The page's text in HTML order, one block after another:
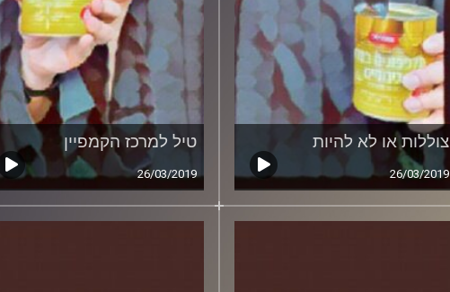
צוללות או לא להיות
26/03/2019
טיל למרכז הקמפיין
26/03/2019